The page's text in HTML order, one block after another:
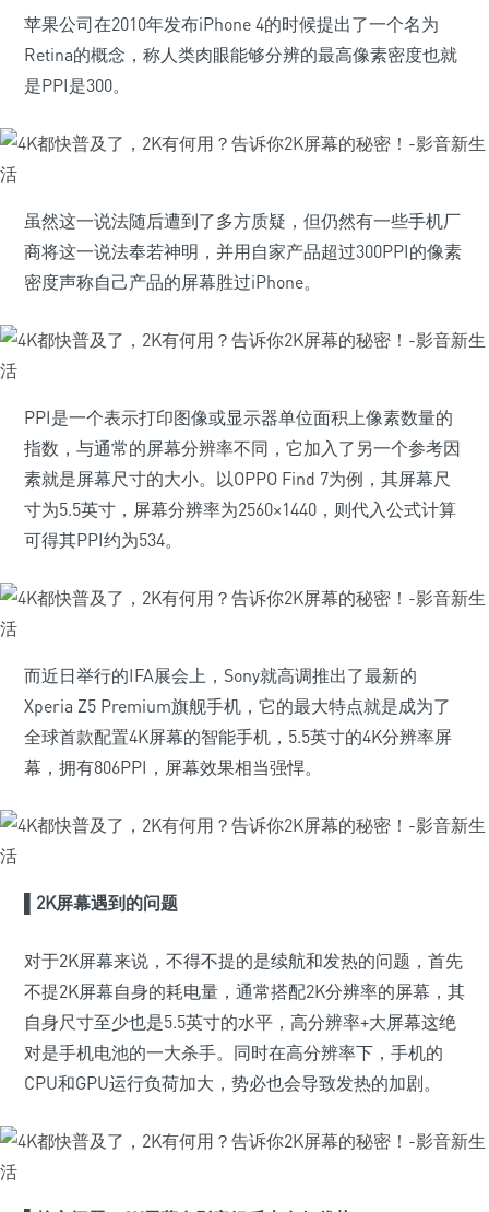
苹果公司在2010年发布iPhone 4的时候提出了一个名为
Retina的概念，称人类肉眼能够分辨的最高像素密度也就
是PPI是300。
虽然这一说法随后遭到了多方质疑，但仍然有一些手机厂
商将这一说法奉若神明，并用自家产品超过300PPI的像素
密度声称自己产品的屏幕胜过iPhone。
PPI是一个表示打印图像或显示器单位面积上像素数量的
指数，与通常的屏幕分辨率不同，它加入了另一个参考因
素就是屏幕尺寸的大小。以OPPO Find 7为例，其屏幕尺
寸为5.5英寸，屏幕分辨率为2560×1440，则代入公式计算
可得其PPI约为534。
而近日举行的IFA展会上，Sony就高调推出了最新的
Xperia Z5 Premium旗舰手机，它的最大特点就是成为了
全球首款配置4K屏幕的智能手机，5.5英寸的4K分辨率屏
幕，拥有806PPI，屏幕效果相当强悍。
▌2K屏幕遇到的问题
对于2K屏幕来说，不得不提的是续航和发热的问题，首先
不提2K屏幕自身的耗电量，通常搭配2K分辨率的屏幕，其
自身尺寸至少也是5.5英寸的水平，高分辨率+大屏幕这绝
对是手机电池的一大杀手。同时在高分辨率下，手机的
CPU和GPU运行负荷加大，势必也会导致发热的加剧。